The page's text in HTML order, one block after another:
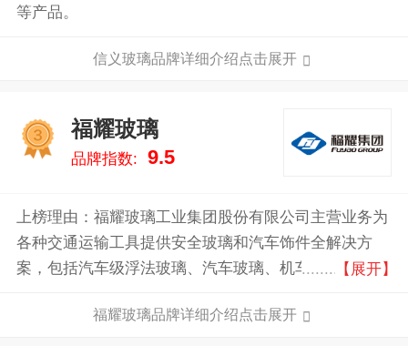
等产品。
信义玻璃品牌详细介绍点击展开
3
福耀玻璃
品牌指数: 9.5
上榜理由：福耀玻璃工业集团股份有限公司主营业务为
各种交通运输工具提供安全玻璃和汽车饰件全解决方
案，包括汽车级浮法玻璃、汽车玻璃、机车玻璃、行李
产品标志“FY”商标是中国汽车玻璃行业迄今为止唯一
【展开】
福耀玻璃品牌详细介绍点击展开